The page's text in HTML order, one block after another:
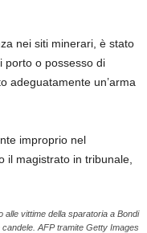
nei siti minerari, è stato
porto o possesso di
adeguatamente un’arma
improprio nel
il magistrato in tribunale,
vittime della sparatoria a Bondi
AFP tramite Getty Images